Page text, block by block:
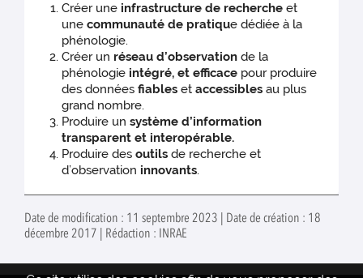
Créer une infrastructure de recherche et
unecommunauté de pratique dédiée à la
phénologie.
Créer un réseau d’observation de la
phénologie intégré, et efficace pour produire
des donnéesfiables etaccessibles au plus
grand nombre.
Produire unsystème d’information
transparent et interopérable.
Produire desoutils de recherche et
d’observation innovants.
Date de modification : 11 septembre 2023 | Date de création : 18
décembre 2017 | Rédaction : INRAE